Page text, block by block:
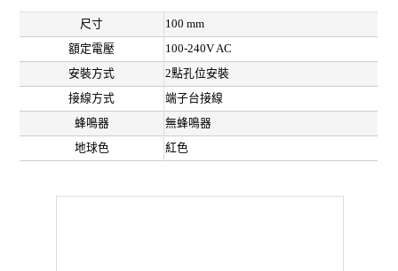
尺寸
100 mm
額定電壓
100-240V AC
安裝方式
2點孔位安裝
接線方式
端子台接線
蜂鳴器
無蜂鳴器
地球色
紅色